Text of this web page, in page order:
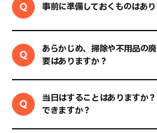
Q 事前に準備しておくものはあ
Q
あらかじめ、掃除や不用品の
要はありますか？
Q
当日はすることはありますか
できますか？